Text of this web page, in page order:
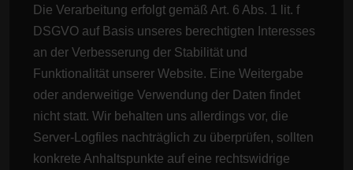
Die Verarbeitung erfolgt gemäß Art. 6 Abs. 1 lit. f
DSGVO auf Basis unseres berechtigten Interesses
an der Verbesserung der Stabilität und
Funktionalität unserer Website. Eine Weitergabe
oder anderweitige Verwendung der Daten findet
nicht statt. Wir behalten uns allerdings vor, die
Server-Logfiles nachträglich zu überprüfen, sollten
konkrete Anhaltspunkte auf eine rechtswidrige